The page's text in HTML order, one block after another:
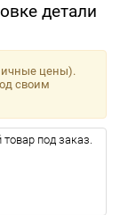
детали
цены).
своим
под заказ.